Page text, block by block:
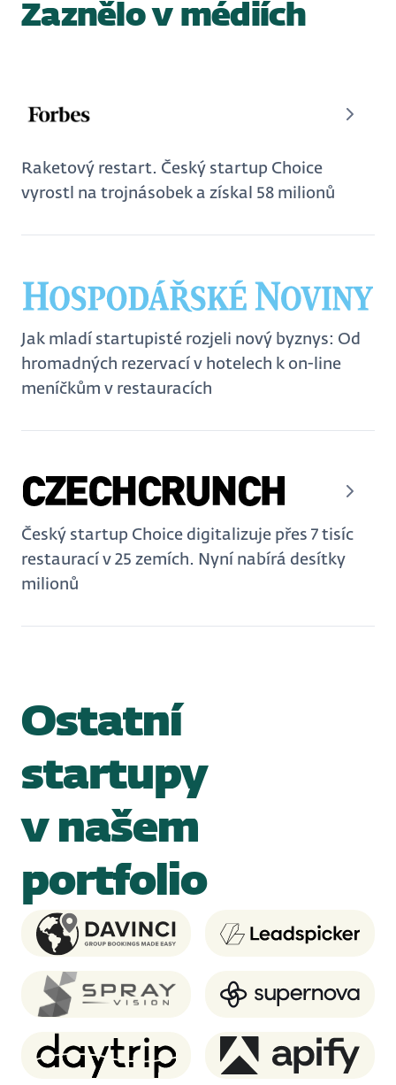
Zaznělo v médiích
Raketový restart. Český startup Choice
vyrostl na trojnásobek a získal 58 milionů
Jak mladí startupisté rozjeli nový byznys: Od
hromadných rezervací v hotelech k on-line
meníčkům v restauracích
Český startup Choice digitalizuje přes 7 tisíc
restaurací v 25 zemích. Nyní nabírá desítky
milionů
Ostatní
startupy
v našem
portfolio
Davinci Travel System Leadspicker
SprayVision Supernova.io
Daytrip Apify